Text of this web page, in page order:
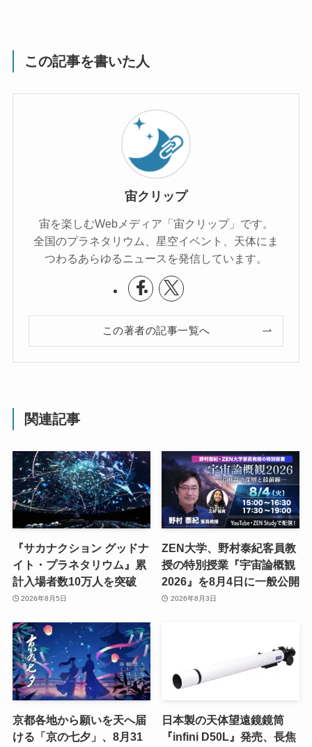
この記事を書いた人
宙クリップ
宙を楽しむWebメディア「宙クリップ」です。
全国のプラネタリウム、星空イベント、天体にま
つわるあらゆるニュースを発信しています。
この著者の記事一覧へ
関連記事
『サカナクション グッドナ
イト・プラネタリウム』累
計入場者数10万人を突破
2026年8月5日
ZEN大学、野村泰紀客員教
授の特別授業『宇宙論概観
2026』を8月4日に一般公開
2026年8月3日
京都各地から願いを天へ届
ける「京の七夕」、8月31
日本製の天体望遠鏡鏡筒
『infini D50L』発売、長焦